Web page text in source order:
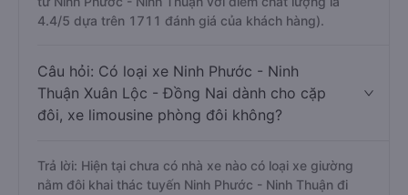
4.4/5 dựa trên 1711 đánh giá của khách hàng).
Câu hỏi: Có loại xe Ninh Phước - Ninh
Thuận Xuân Lộc - Đồng Nai dành cho cặp
đôi, xe limousine phòng đôi không?
Trả lời: Hiện tại chưa có nhà xe nào có loại xe giường
nằm đôi khai thác tuyến Ninh Phước - Ninh Thuận đi